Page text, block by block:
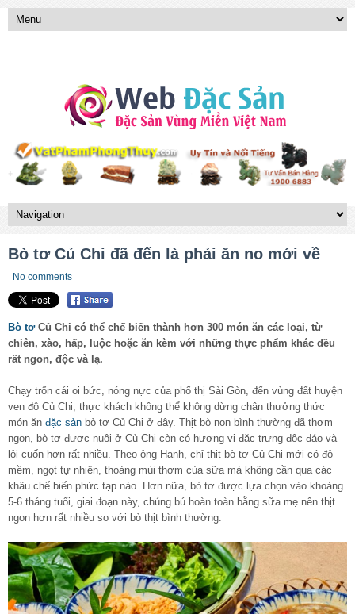
Bò tơ Củ Chi đã đến là phải ăn no mới về
No comments
Bò tơCủ Chi có thể chế biến thành hơn 300 món ăn các loại, từ
chiên, xào, hấp, luộc hoặc ăn kèm với những thực phẩm khác đều
rất ngon, độc và lạ.
Chạy trốn cái oi bức, nóng nực của phố thị Sài Gòn, đến vùng đất huyện
ven đô Củ Chi, thực khách không thể không dừng chân thưởng thức
món ăn đặc sản bò tơ Củ Chi ở đây. Thịt bò non bình thường đã thơm
ngon, bò tơ được nuôi ở Củ Chi còn có hương vị đặc trưng độc đáo và
lôi cuốn hơn rất nhiều. Theo ông Hạnh, chỉ thịt bò tơ Củ Chi mới có độ
mềm, ngọt tự nhiên, thoảng mùi thơm của sữa mà không cần qua các
khâu chế biến phức tạp nào. Hơn nữa, bò tơ được lựa chọn vào khoảng
5-6 tháng tuổi, giai đoạn này, chúng bú hoàn toàn bằng sữa mẹ nên thịt
ngon hơn rất nhiều so với bò thịt bình thường.